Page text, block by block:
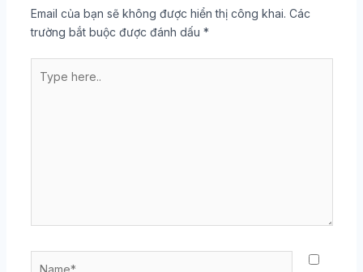
Email của bạn sẽ không được hiển thị công khai. Các
trường bắt buộc được đánh dấu *
here..